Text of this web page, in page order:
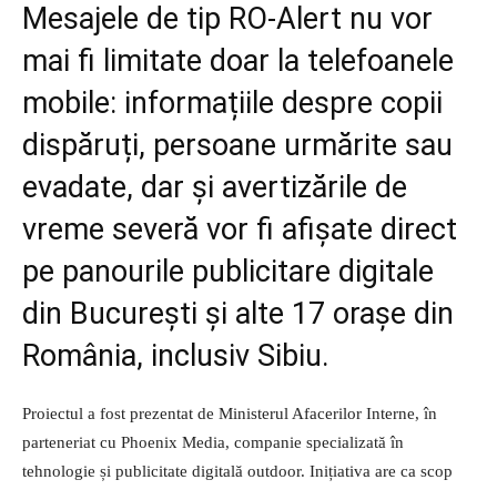
Mesajele de tip RO-Alert nu vor
mai fi limitate doar la telefoanele
mobile: informațiile despre copii
dispăruți, persoane urmărite sau
evadate, dar și avertizările de
vreme severă vor fi afișate direct
pe panourile publicitare digitale
din București și alte 17 orașe din
România, inclusiv Sibiu.
Proiectul a fost prezentat de Ministerul Afacerilor Interne, în
parteneriat cu Phoenix Media, companie specializată în
tehnologie și publicitate digitală outdoor. Inițiativa are ca scop